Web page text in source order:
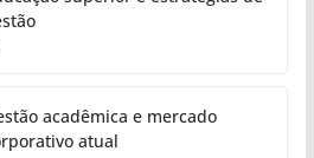
acadêmica e mercado
atual